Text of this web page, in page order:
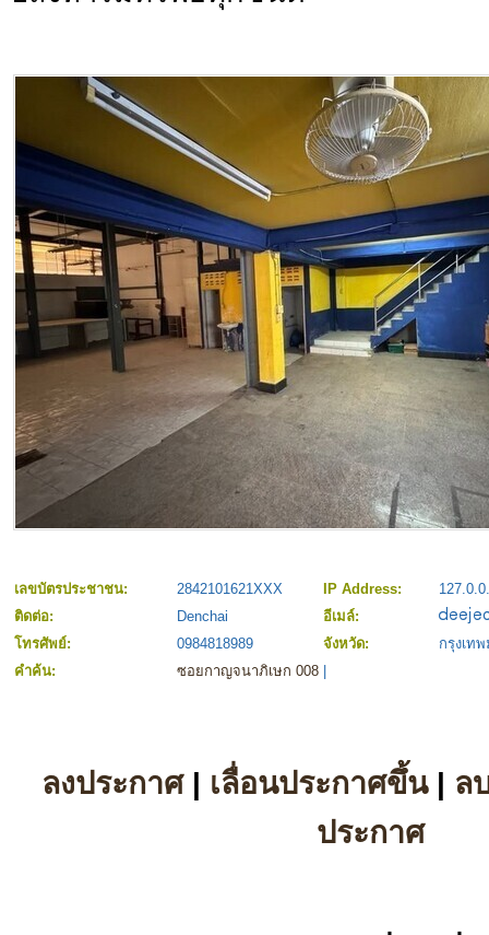
เลขบัตรประชาชน: 2842101621XXX IP Address:
ติดต่อ:
Denchai
อีเมล์:
โทรศัพย์:
0984818989 จังหวัด:
กรุงเท
คำค้น:
ซอยกาญจนาภิเษก 008
ลงประกาศ| เลื่อนประกาศขึ้น| ล
ประกาศ